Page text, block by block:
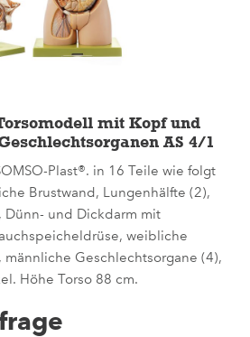
mit Kopf und
AS 4/1
Plast®. in 16 Teile wie folgt
Brustwand, Lungenhälfte (2),
Dünn- und Dickdarm mit
weibliche
männliche Geschlechtsorgane (4),
Höhe Torso 88 cm.